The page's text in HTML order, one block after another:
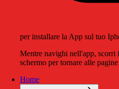
per installare la App sul tuo
Mentre navighi nell'app, scorri
schermo per tornare alle
Home